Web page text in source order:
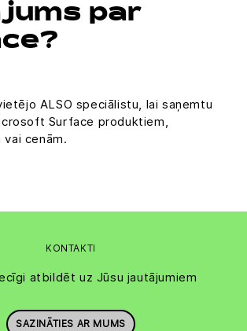
par
ALSO speciālistu, lai saņemtu
Surface produktiem,
vai cenām.
KONTAKTI
atbildēt uz Jūsu jautājumiem
SAZINĀTIES AR MUMS